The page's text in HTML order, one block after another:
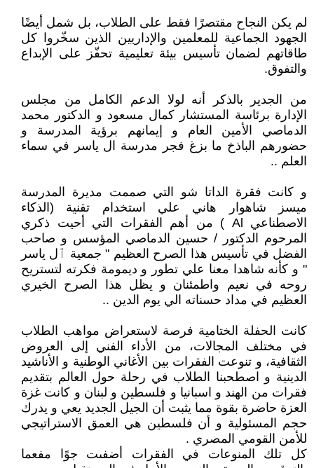
لم يكن النجاح مقتصرًا فقط على الطلاب، بل شمل أيضًا
الجهود الجماعية للمعلمين والإداريين الذين سخّروا كل
طاقاتهم لضمان تأسيس بيئة تعليمية تحفّز على الإبداع
والتفوق.
من الجدير بالذكر أنه لولا الدعم الكامل من مجلس
الإدارة برئاسة المستشار كمال مسعود و الدكتور محمد
الدماصي الأمين العام و إيمانهم برؤية المدرسة و
حضورهم الباذخ ما بزغ فجر مدرسة ال ياسر في سماء
العلم ..
و كانت فقرة الداتا شو التي صممت مديرة المدرسة
ميسز شاهوار هاني علي استخدام تقنية (الذكاء
الاصطناعي Al ) من أهم الفقرات التي أحيت ذكري
المرحوم الدكتور / حسين الدماصي المؤسس و صاحب
الفضل في تأسيس هذا الصرح العظيم " جمعية ٱل ياسر
" و كأنه شاهدا معنا علي تطور و ديمومة فكرته لتستريح
روحه في نعيم واطمئنان و يظل هذا الصرح الخيري
العظيم في مداد حسناته الي يوم الدين ..
كانت الحفلة الختامية فرصة لاستعراض مواهب الطلاب
في مختلف المجالات، من الأداء الفني إلى العروض
الثقافية، و تنوعت الفقرات بين الأغاني الوطنية و الأناشيد
الدينية و اصطحبنا الطلاب في رحلة حول العالم بتقديم
فقرات من الهند و اسبانيا و فلسطين و لبنان و كانت غزة
العزة حاضرة بقوة مما يثبت أن الجيل الجديد يعي و يدرك
حجم المسئولية و أن فلسطين هي العمق الاستراتيجي
للأمن القومي المصري .
كل تلك المنوعات في الفقرات أضفىت جوًا مفعما